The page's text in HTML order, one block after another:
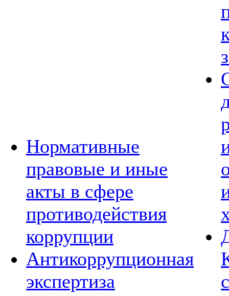
Нормативные
правовые и иные
акты в сфере
противодействия
коррупции
Антикоррупционная
экспертиза